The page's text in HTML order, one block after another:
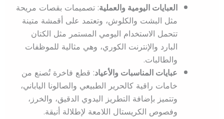
العبايات اليومية والعملية: تصميمات بقصات مريحة
مثل البشت والكلوش، وتعتمد على أقمشة متينة
تتحمل الاستخدام اليومي المستمر مثل الكتان
البارد والإنترنت الكوري، وهي مثالية للموظفات
والطالبات.
عبايات المناسبات والأعياد: قطع فاخرة تُصنع من
خامات راقية كالحرير الطبيعي والصالونا الياباني،
وتتميز بإضافة التطريز اليدوي الدقيق، والخرز،
وفصوص الكريستال اللامعة لإطلالة أنيقة.